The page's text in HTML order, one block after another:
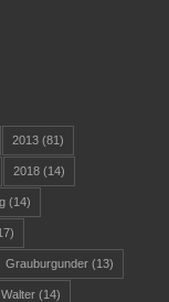
2013(81)
2018(14)
(14)
Grauburgunder(13)
(14)